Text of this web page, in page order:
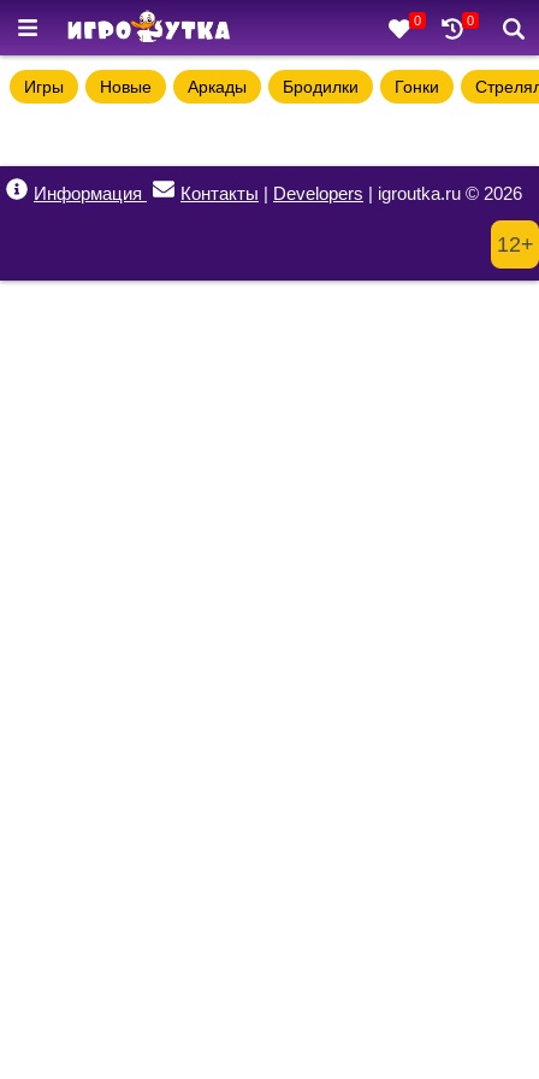
0 0
Игры Новые Аркады Бродилки Гонки
Информация Контакты | Developers | igroutka.ru © 2026
12+